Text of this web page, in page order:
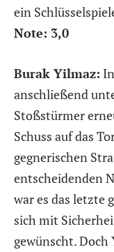
ein
Note: 3,0
Burak Yilmaz:
anschließend
Stoßstürmer
Schuss auf das
gegnerischen
entscheidenden
war es das letzte
sich mit
gewünscht. Doch